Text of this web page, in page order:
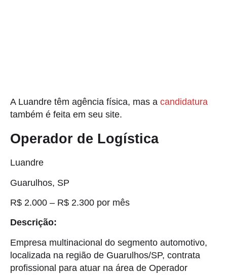
A Luandre têm agência física, mas a candidatura
também é feita em seu site.
Operador de Logística
Luandre
Guarulhos, SP
R$ 2.000 – R$ 2.300 por mês
Descrição:
Empresa multinacional do segmento automotivo,
localizada na região de Guarulhos/SP, contrata
profissional para atuar na área de Operador